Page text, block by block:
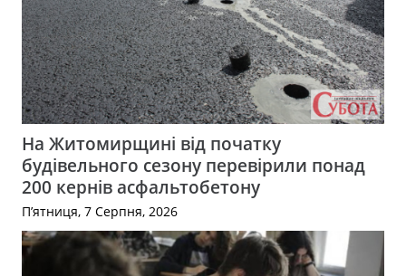
На Житомирщині від початку
будівельного сезону перевірили понад
200 кернів асфальтобетону
П’ятниця, 7 Серпня, 2026